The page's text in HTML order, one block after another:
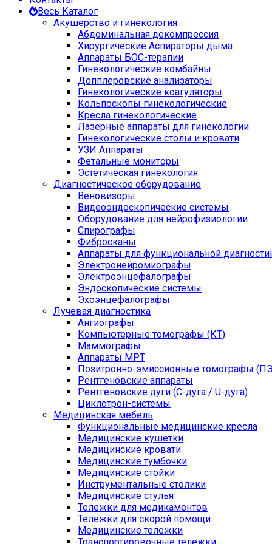
Весь Каталог
Акушерство и гинекология
Абдоминальная декомпрессия
Хирургические Аспираторы дыма
Аппараты БОС-терапии
Гинекологические комбайны
Допплеровские анализаторы
Гинекологические коагуляторы
Кольпоскопы гинекологические
Кресла гинекологические
Лазерные аппараты для гинекологии
Гинекологические столы и кровати
УЗИ Аппараты
Фетальные мониторы
Эстетическая гинекология
Диагностическое оборудование
Веновизоры
Видеоэндоскопические системы
Оборудование для нейрофизиологии
Спирографы
Фибросканы
Аппараты для функциональной
Электронейромиографы
Электроэнцефалографы
Эндоскопические системы
Эхоэнцефалографы
Лучевая диагностика
Ангиографы
Компьютерные томографы (КТ)
Маммографы
Аппараты МРТ
Позитронно-эмиссионные томографы
Рентгеновские аппараты
Рентгеновские дуги (С-дуга / U-дуга)
Циклотрон-системы
Медицинская мебель
Функциональные медицинские кресла
Медицинские кушетки
Медицинские кровати
Медицинские тумбочки
Медицинские стойки
Инструментальные столики
Медицинские стулья
Тележки для медикаментов
Тележки для скорой помощи
Медицинские тележки